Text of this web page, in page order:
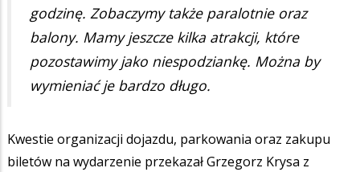
godzinę. Zobaczymy także paralotnie oraz
balony. Mamy jeszcze kilka atrakcji, które
pozostawimy jako niespodziankę. Można by
wymieniać je bardzo długo.
Kwestie organizacji dojazdu, parkowania oraz zakupu
biletów na wydarzenie przekazał Grzegorz Krysa z